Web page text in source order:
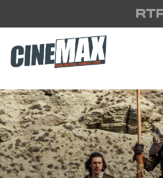
Saltar para o conteúdo principal